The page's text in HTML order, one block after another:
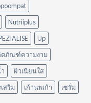
Nutriiplus
Up
ภัณฑ์ความงาม
ผิวเนียนใส
สริม เก้านพเก้า
เซรั่ม